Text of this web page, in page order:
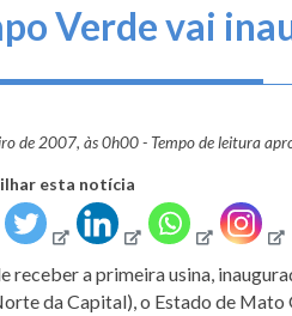
Verde vai
de 2007, às 0h00 - Tempo de leitura
esta notícia
receber a primeira usina,
da Capital), o Estado de Mato